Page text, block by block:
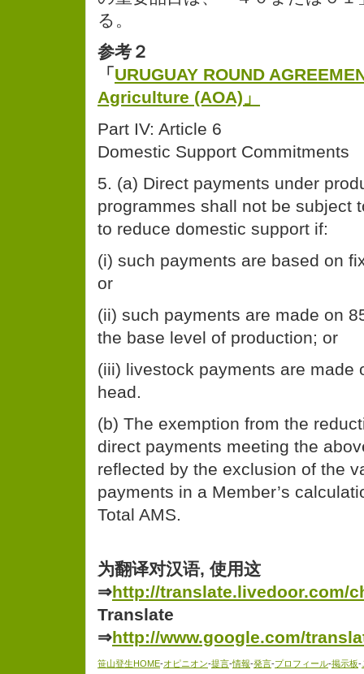
る。
参考２
「 URUGUAY ROUND
Agriculture (AOA)」
Part IV: Article 6
Domestic Support Commitments
5. (a) Direct payments under
programmes shall not be subject
to reduce domestic support if:
(i) such payments are based on
or
(ii) such payments are made on
the base level of production; or
(iii) livestock payments are made
head.
(b) The exemption from the
direct payments meeting the
reflected by the exclusion of the
payments in a Member’s
Total AMS.
为翻译对汉语, 使用这
⇒http://translate.livedoor.com/
Translate
⇒http://www.google.com/
笹山登生HOME-オピニオン-提言-情報-発言-プロフィール-掲示板-